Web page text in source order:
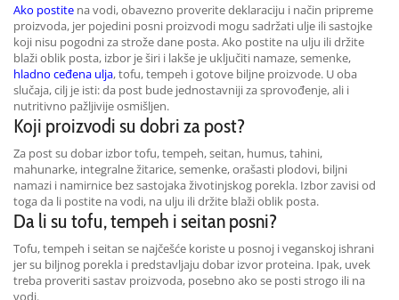
Ako postite na vodi, obavezno proverite deklaraciju i način pripreme
proizvoda, jer pojedini posni proizvodi mogu sadržati ulje ili sastojke
koji nisu pogodni za strože dane posta. Ako postite na ulju ili držite
blaži oblik posta, izbor je širi i lakše je uključiti namaze, semenke,
hladno ceđena ulja, tofu, tempeh i gotove biljne proizvode. U oba
slučaja, cilj je isti: da post bude jednostavniji za sprovođenje, ali i
nutritivno pažljivije osmišljen.
Koji proizvodi su dobri za post?
Za post su dobar izbor tofu, tempeh, seitan, humus, tahini,
mahunarke, integralne žitarice, semenke, orašasti plodovi, biljni
namazi i namirnice bez sastojaka životinjskog porekla. Izbor zavisi od
toga da li postite na vodi, na ulju ili držite blaži oblik posta.
Da li su tofu, tempeh i seitan posni?
Tofu, tempeh i seitan se najčešće koriste u posnoj i veganskoj ishrani
jer su biljnog porekla i predstavljaju dobar izvor proteina. Ipak, uvek
treba proveriti sastav proizvoda, posebno ako se posti strogo ili na
vodi.